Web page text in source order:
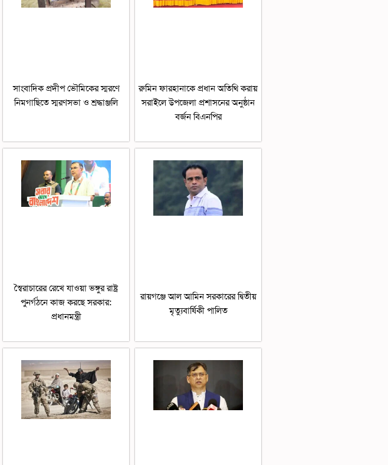
সাংবাদিক প্রদীপ ভৌমিকের স্মরণে
নিমগাছিতে স্মরণসভা ও শ্রদ্ধাঞ্জলি
রুমিন ফারহানাকে প্রধান অতিথি করায়
সরাইলে উপজেলা প্রশাসনের অনুষ্ঠান
বর্জন বিএনপির
স্বৈরাচারের রেখে যাওয়া ভঙ্গুর রাষ্ট্র
পুনর্গঠনে কাজ করছে সরকার:
প্রধানমন্ত্রী
রায়গঞ্জে আল আমিন সরকারের দ্বিতীয়
মৃত্যুবার্ষিকী পালিত